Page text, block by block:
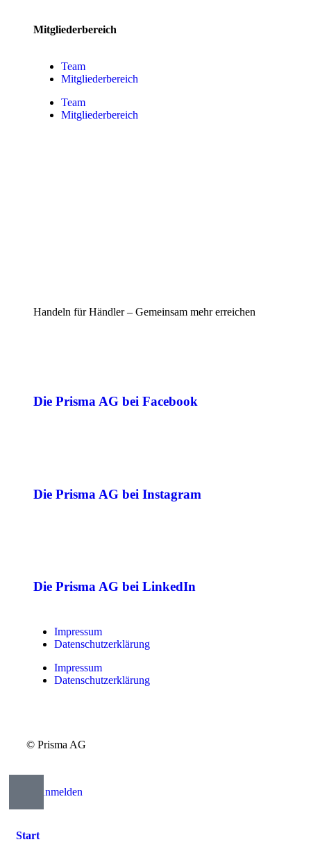
Mitgliederbereich
Team
Mitgliederbereich
Team
Mitgliederbereich
Handeln für Händler – Gemeinsam mehr erreichen
Die Prisma AG bei Facebook
Die Prisma AG bei Instagram
Die Prisma AG bei LinkedIn
Impressum
Datenschutzerklärung
Impressum
Datenschutzerklärung
© Prisma AG
Anmelden
Start